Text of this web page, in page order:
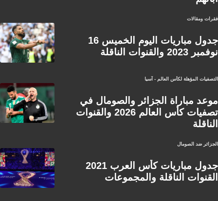
فقرات ومقالات
جدول مباريات اليوم الخميس 16
نوفمبر 2023 والقنوات الناقلة
التصفيات المؤهلة لكأس العالم - آسيا
موعد مباراة الجزائر والصومال في
تصفيات كأس العالم 2026 والقنوات
الناقلة
الجزائر ضد الصومال
جدول مباريات كأس العرب 2021
القنوات الناقلة والمجموعات